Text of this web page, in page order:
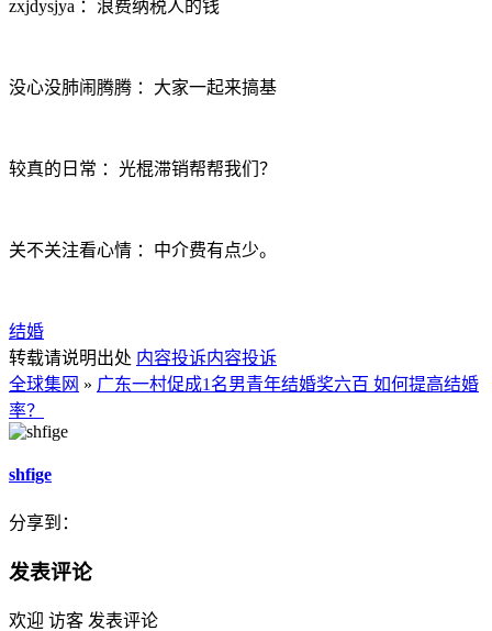
zxjdysjya ：浪费纳税人的钱
没心没肺闹腾腾 ：大家一起来搞基
较真的日常 ：光棍滞销帮帮我们？
关不关注看心情 ：中介费有点少。
结婚
转载请说明出处 内容投诉内容投诉
全球集网 » 广东一村促成1名男青年结婚奖六百 如何提高结婚
率？
shfige
分享到：
发表评论
欢迎 访客 发表评论